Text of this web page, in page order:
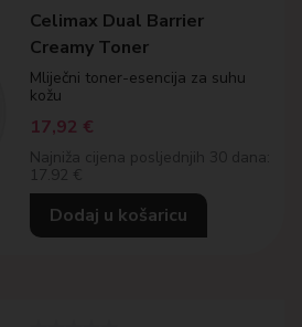
Celimax Dual Barrier
Creamy Toner
Mliječni toner-esencija za suhu
kožu
17,92 €
Najniža cijena posljednjih 30 dana:
17.92 €
Dodaj u košaricu